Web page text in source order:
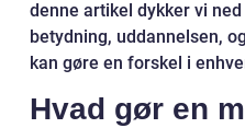
denne artikel dykker vi
betydning, uddannelsen,
kan gøre en forskel i
Hvad gør en